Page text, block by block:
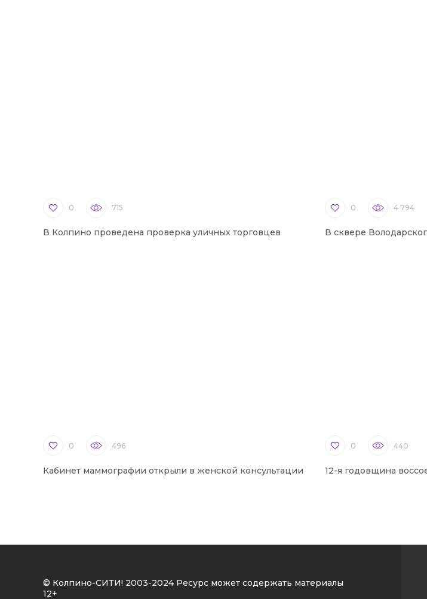
0 715
В Колпино проведена проверка уличных торговцев
0 4 794
В сквере
0 496
Кабинет маммографии открыли в женской консультации
0 440
12-я годовщина
© Колпино-СИТИ! 2003-2024 Ресурс может содержать материалы
12+